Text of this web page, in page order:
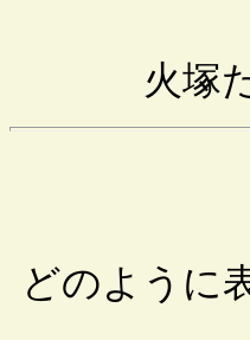
火塚
どのように